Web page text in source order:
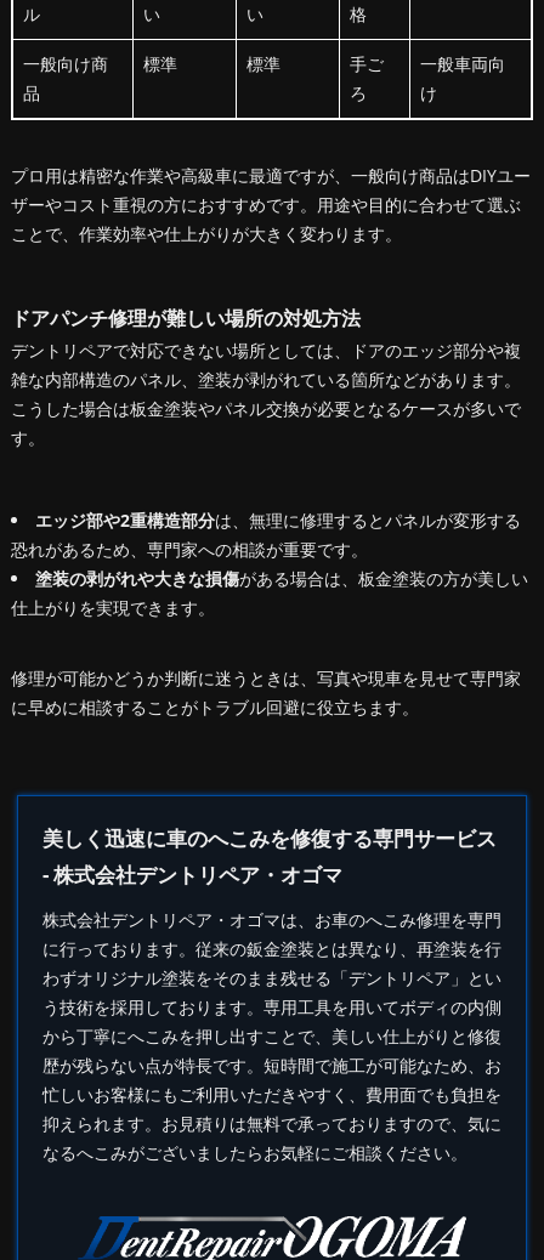
ル
い
い
格
一般向け商
品
標準 標準
手ご
ろ
一般車両向
け
プロ用は精密な作業や高級車に最適ですが、一般向け商品はDIYユー
ザーやコスト重視の方におすすめです。用途や目的に合わせて選ぶ
ことで、作業効率や仕上がりが大きく変わります。
ドアパンチ修理が難しい場所の対処方法
デントリペアで対応できない場所としては、ドアのエッジ部分や複
雑な内部構造のパネル、塗装が剥がれている箇所などがあります。
こうした場合は板金塗装やパネル交換が必要となるケースが多いで
す。
エッジ部や2重構造部分は、無理に修理するとパネルが変形する
恐れがあるため、専門家への相談が重要です。
塗装の剥がれや大きな損傷がある場合は、板金塗装の方が美しい
仕上がりを実現できます。
修理が可能かどうか判断に迷うときは、写真や現車を見せて専門家
に早めに相談することがトラブル回避に役立ちます。
美しく迅速に車のへこみを修復する専門サービス
- 株式会社デントリペア・オゴマ
株式会社デントリペア ・オゴマは、お車のへこみ修理を専門
に行っております。従来の鈑金塗装とは異なり、再塗装を行
わずオリジナル塗装をそのまま残せる「デントリペア」とい
う技術を採用しております。専用工具を用いてボディの内側
から丁寧にへこみを押し出すことで、美しい仕上がりと修復
歴が残らない点が特長です。短時間で施工が可能なため、お
忙しいお客様にもご利用いただきやすく、費用面でも負担を
抑えられます。お見積りは無料で承っておりますので、気に
なるへこみがございましたらお気軽にご相談ください。